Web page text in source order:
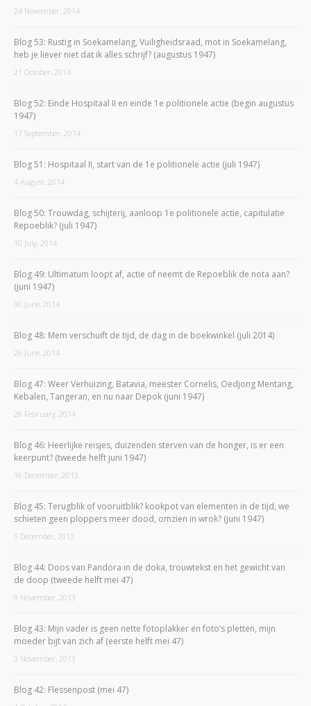
24 November, 2014
Blog 53: Rustig in Soekamelang, Vuiligheidsraad, mot in Soekamelang,
heb je liever niet dat ik alles schrijf? (augustus 1947)
21 October, 2014
Blog 52: Einde Hospitaal II en einde 1e politionele actie (begin augustus
1947)
17 September, 2014
Blog 51: Hospitaal II, start van de 1e politionele actie (juli 1947)
4 August, 2014
Blog 50: Trouwdag, schijterij, aanloop 1e politionele actie, capitulatie
Repoeblik? (juli 1947)
10 July, 2014
Blog 49: Ultimatum loopt af, actie of neemt de Repoeblik de nota aan?
(juni 1947)
30 June, 2014
Blog 48: Mem verschuift de tijd, de dag in de boekwinkel (juli 2014)
26 June, 2014
Blog 47: Weer Verhuizing, Batavia, meester Cornelis, Oedjong Mentang,
Kebalen, Tangeran, en nu naar Depok (juni 1947)
28 February, 2014
Blog 46: Heerlijke reisjes, duizenden sterven van de honger, is er een
keerpunt? (tweede helft juni 1947)
16 December, 2013
Blog 45: Terugblik of vooruitblik? kookpot van elementen in de tijd, we
schieten geen ploppers meer dood, omzien in wrok? (juni 1947)
5 December, 2013
Blog 44: Doos van Pandora in de doka, trouwtekst en het gewicht van
de doop (tweede helft mei 47)
9 November, 2013
Blog 43: Mijn vader is geen nette fotoplakker en foto’s pletten, mijn
moeder bijt van zich af (eerste helft mei 47)
3 November, 2013
Blog 42: Flessenpost (mei 47)